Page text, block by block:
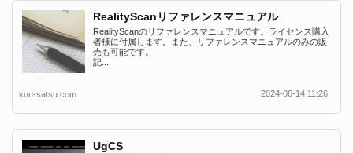
RealityScanリファレンスマニュアル
RealityScanのリファレンスマニュアルです。ライセンス購入
者様に付属します。また、リファレンスマニュアルのみの販
売も可能です。
記...
kuu-satsu.com 2024-06-14 11:26
UgCS